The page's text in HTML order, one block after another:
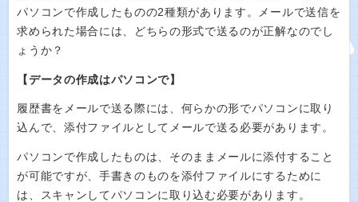
パソコンで作成したものの2種類があります。メールで送信を
求められた場合には、どちらの形式で送るのが正解なのでし
ょうか？
【データの作成はパソコンで】
履歴書をメールで送る際には、何らかの形でパソコンに取り
込んで、添付ファイルとしてメールで送る必要があります。
パソコンで作成したものは、そのままメールに添付すること
が可能ですが、手書きのものを添付ファイルにするために
は、スキャンしてパソコンに取り込む必要があります。